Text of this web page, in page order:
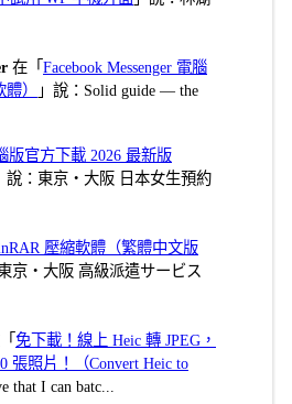
在「Facebook Messenger 電腦
）
」說：Solid guide — the
版官方下載 2026 最新版
說：東京・大阪 日本女生預約
壓縮軟體（繁體中文版
京・大阪 高級派遣サービス
免下載！線上 Heic 轉 JPEG，
張照片！（Convert Heic to
that I can batc...